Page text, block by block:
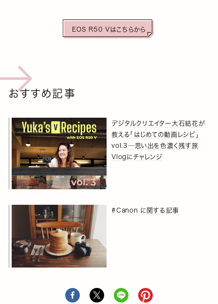
EOS R50 Vはこちらから
おすすめ記事
デジタルクリエイター大石結花が
教える「はじめての動画レシピ」
vol.3─思い出を色濃く残す旅
Vlogにチャレンジ
#Canon に関する記事